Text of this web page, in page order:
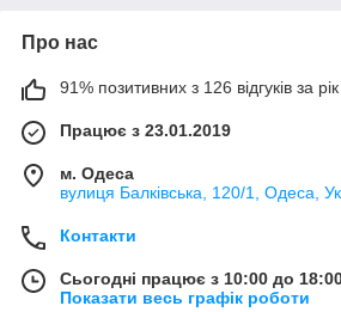
Про нас
91% позитивних з 126 відгуків за рік
Працює з 23.01.2019
м. Одеса
вулиця Балківська, 120/1, Одеса,
Контакти
Сьогодні працює з 10:00 до
Показати весь графік роботи